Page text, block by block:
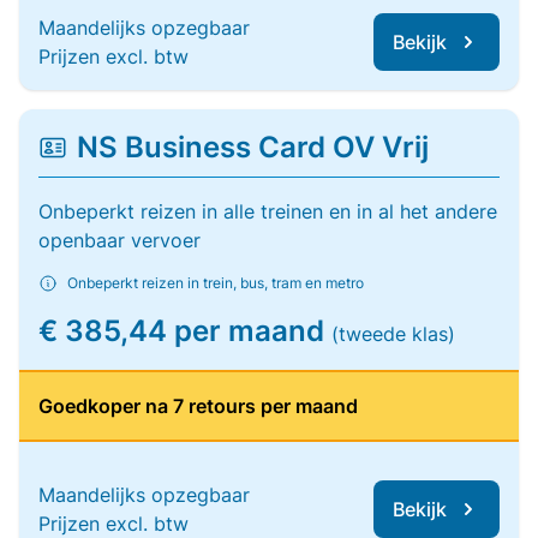
Maandelijks opzegbaar
Prijzen excl. btw
Bekijk
NS Business Card OV Vrij
Onbeperkt reizen in alle treinen en in al het andere
openbaar vervoer
Onbeperkt reizen in trein, bus, tram en metro
€ 385,44 per maand (tweede klas)
Goedkoper na 7 retours per maand
Maandelijks opzegbaar
Prijzen excl. btw
Bekijk